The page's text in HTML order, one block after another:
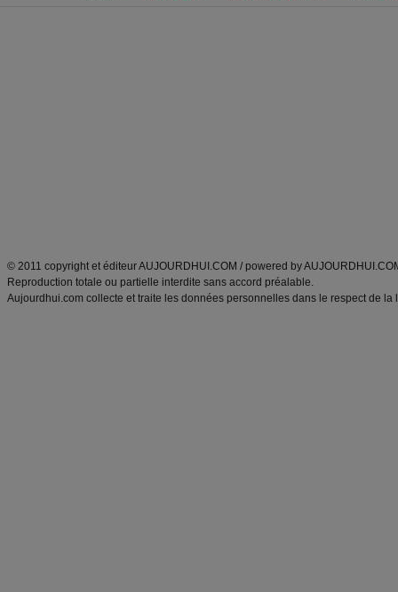
© 2011 copyright et éditeur AUJOURDHUI.COM / powered by
Reproduction totale ou partielle interdite sans accord préalable.
Aujourdhui.com collecte et traite les données personnelles dans le respect de